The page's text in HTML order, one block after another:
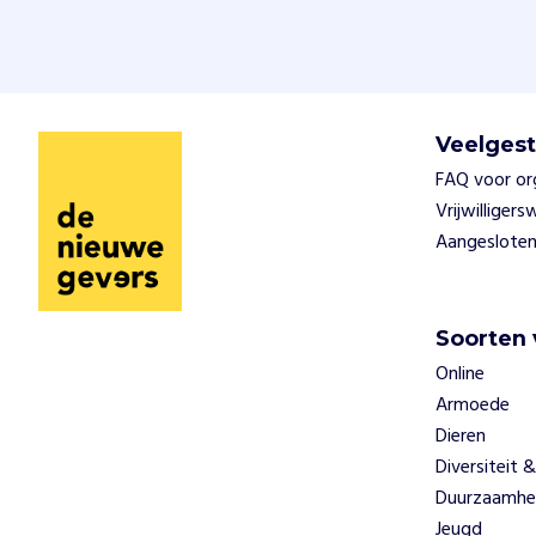
FAQ voor
Soorten
Online
Armoede
Dieren
Diversiteit